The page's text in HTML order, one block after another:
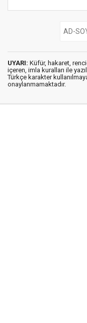
UYARI: Küfür, hakaret,
içeren, imla kuralları ile
Türkçe karakter
onaylanmamaktadır.